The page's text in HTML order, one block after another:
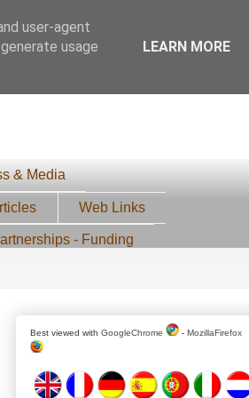
& Media
Web Links
- Funding
Best viewed with GoogleChrome - MozillaFirefox
user-agent
usage
LEARN MORE